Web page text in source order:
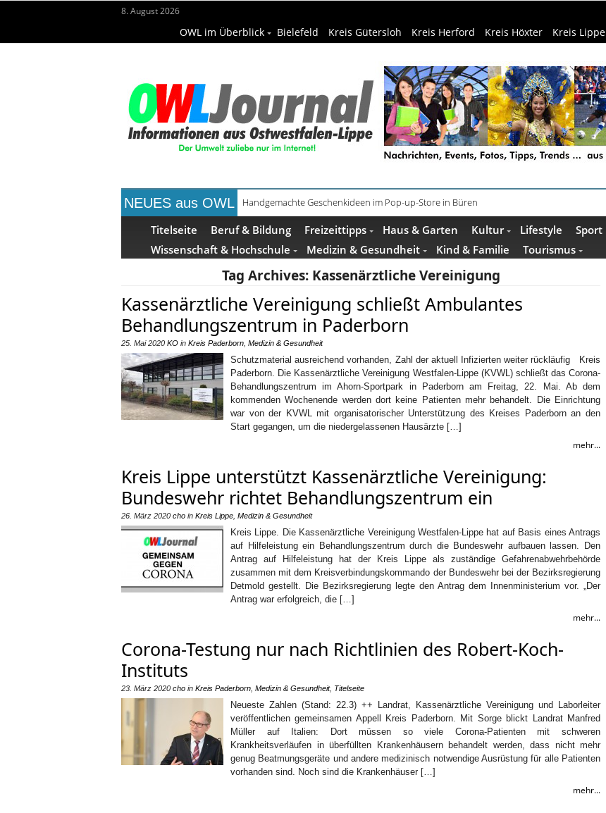
8. August 2026
OWL im Überblick Bielefeld Kreis Gütersloh Kreis Herford Kreis Höxter Kreis Lippe
NEUES aus OWL
Handgemachte Geschenkideen im Pop-up-Store in Büren
Bielefelder Freibäder: 350.000 Gäste schon Anfang August
Titelseite Beruf & Bildung Freizeittipps Haus & Garten Kultur Lifestyle Sport
Wissenschaft & Hochschule
Medizin & Gesundheit Kind & Familie Tourismus
Tag Archives: Kassenärztliche Vereinigung
Kassenärztliche Vereinigung schließt Ambulantes
Behandlungszentrum in Paderborn
25. Mai 2020 KO in Kreis Paderborn Medizin & Gesundheit
Schutzmaterial ausreichend vorhanden, Zahl der aktuell Infizierten weiter rückläufig Kreis
Paderborn. Die Kassenärztliche Vereinigung Westfalen-Lippe (KVWL) schließt das Corona-
Behandlungszentrum im Ahorn-Sportpark in Paderborn am Freitag, 22. Mai. Ab dem
kommenden Wochenende werden dort keine Patienten mehr behandelt. Die Einrichtung
war von der KVWL mit organisatorischer Unterstützung des Kreises Paderborn an den
Start gegangen, um die niedergelassenen Hausärzte […]
mehr...
Kreis Lippe unterstützt Kassenärztliche Vereinigung:
Bundeswehr richtet Behandlungszentrum ein
26. März 2020 cho in Kreis Lippe Medizin & Gesundheit
Kreis Lippe. Die Kassenärztliche Vereinigung Westfalen-Lippe hat auf Basis eines Antrags
auf Hilfeleistung ein Behandlungszentrum durch die Bundeswehr aufbauen lassen. Den
Antrag auf Hilfeleistung hat der Kreis Lippe als zuständige Gefahrenabwehrbehörde
zusammen mit dem Kreisverbindungskommando der Bundeswehr bei der Bezirksregierung
Detmold gestellt. Die Bezirksregierung legte den Antrag dem Innenministerium vor. „Der
Antrag war erfolgreich, die […]
mehr...
Corona-Testung nur nach Richtlinien des Robert-Koch-
Instituts
23. März 2020 cho in Kreis Paderborn Medizin & Gesundheit, Titelseite
Neueste Zahlen (Stand: 22.3) ++ Landrat, Kassenärztliche Vereinigung und Laborleiter
veröffentlichen gemeinsamen Appell Kreis Paderborn. Mit Sorge blickt Landrat Manfred
Müller auf Italien: Dort müssen so viele Corona-Patienten mit schweren
Krankheitsverläufen in überfüllten Krankenhäusern behandelt werden, dass nicht mehr
genug Beatmungsgeräte und andere medizinisch notwendige Ausrüstung für alle Patienten
vorhanden sind. Noch sind die Krankenhäuser […]
mehr...